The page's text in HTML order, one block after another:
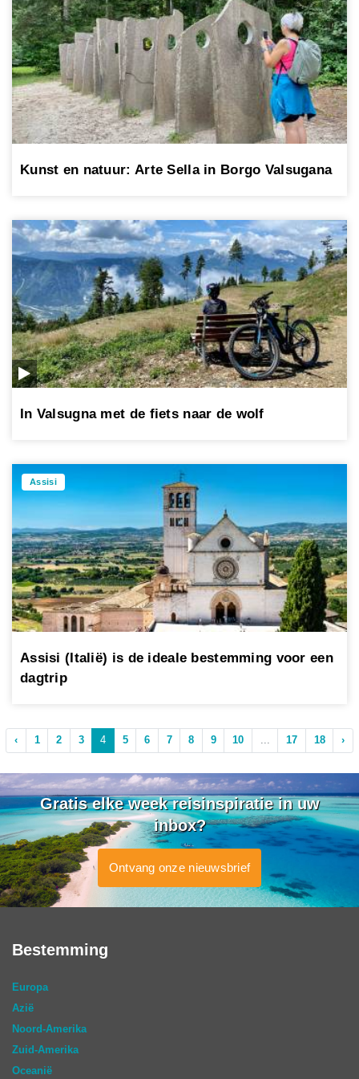
Kunst en natuur: Arte Sella in Borgo Valsugana
In Valsugna met de fiets naar de wolf
Assisi
Assisi (Italië) is de ideale bestemming voor een
dagtrip
‹ 1 2 3 4 5 6 7 8 9 10 ... 17 18 ›
Gratis elke week reisinspiratie in uw
inbox?
Ontvang onze nieuwsbrief
Bestemming
Europa
Azië
Noord-Amerika
Zuid-Amerika
Oceanië